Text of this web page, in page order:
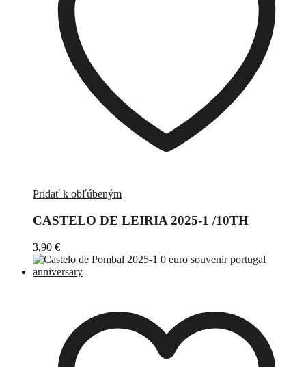
Pridať k obľúbeným
CASTELO DE LEIRIA 2025-1 /10TH
3,90 €